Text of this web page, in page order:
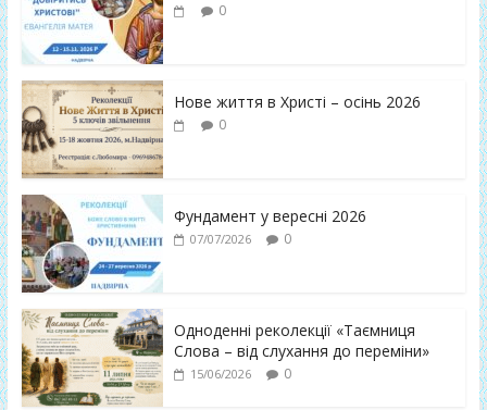
0
Нове життя в Христі – осінь 2026
0
Фундамент у вересні 2026
07/07/2026 0
Одноденні реколекції «Таємниця
Слова – від слухання до переміни»
15/06/2026 0